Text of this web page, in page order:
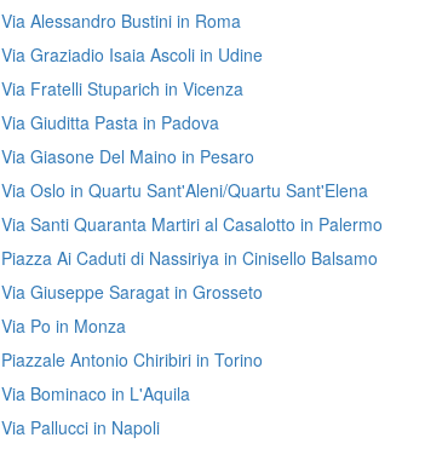
Via Alessandro Bustini in Roma
Via Graziadio Isaia Ascoli in Udine
Via Fratelli Stuparich in Vicenza
Via Giuditta Pasta in Padova
Via Giasone Del Maino in Pesaro
Via Oslo in Quartu Sant'Aleni/Quartu Sant'Elena
Via Santi Quaranta Martiri al Casalotto in Palermo
Piazza Ai Caduti di Nassiriya in Cinisello Balsamo
Via Giuseppe Saragat in Grosseto
Via Po in Monza
Piazzale Antonio Chiribiri in Torino
Via Bominaco in L'Aquila
Via Pallucci in Napoli